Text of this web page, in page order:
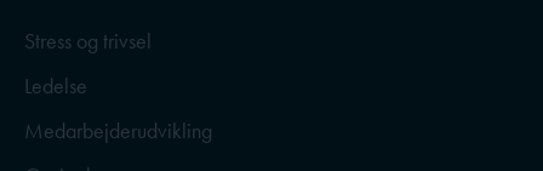
Stress og trivsel
Ledelse
Medarbejderudvikling